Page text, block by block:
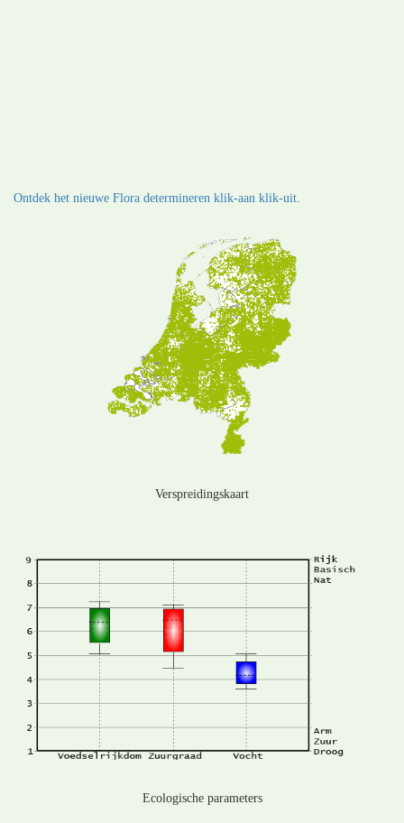
Ontdek het nieuwe Flora determineren klik-aan klik-uit.
Verspreidingskaart
Ecologische parameters